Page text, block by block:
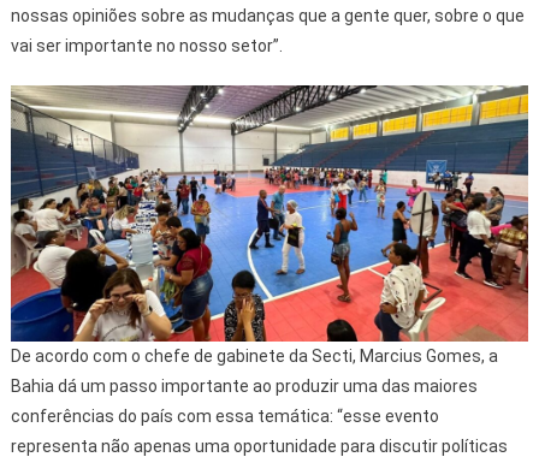
nossas opiniões sobre as mudanças que a gente quer, sobre o que
vai ser importante no nosso setor”.
De acordo com o chefe de gabinete da Secti, Marcius Gomes, a
Bahia dá um passo importante ao produzir uma das maiores
conferências do país com essa temática: “esse evento
representa não apenas uma oportunidade para discutir políticas